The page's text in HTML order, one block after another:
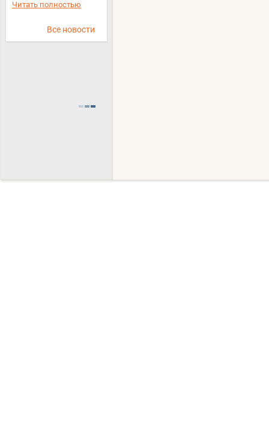
Читать полностью
Все новости